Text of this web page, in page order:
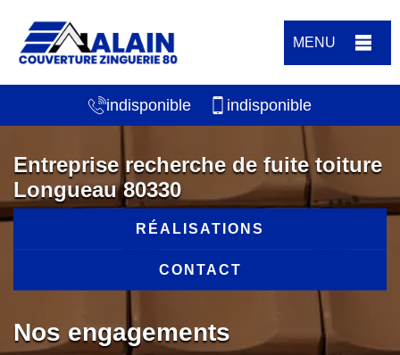
MENU
indisponible indisponible
Entreprise recherche de fuite toiture
Longueau 80330
RÉALISATIONS
CONTACT
Nos engagements